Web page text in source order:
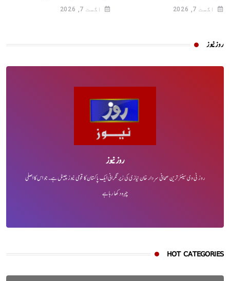
اگست 7, 2026 اگست 7, 2026
روز نیوز
روز نیوز
روز ٹی وی سینئر ترین صحافی سردار خان نیازی کی زیر نگرانی ایک پاکستان کا قومی نیوز چینل ہے۔ جو اس کا اصلی
چہرہ دکھا رہا ہے
HOT CATEGORIES